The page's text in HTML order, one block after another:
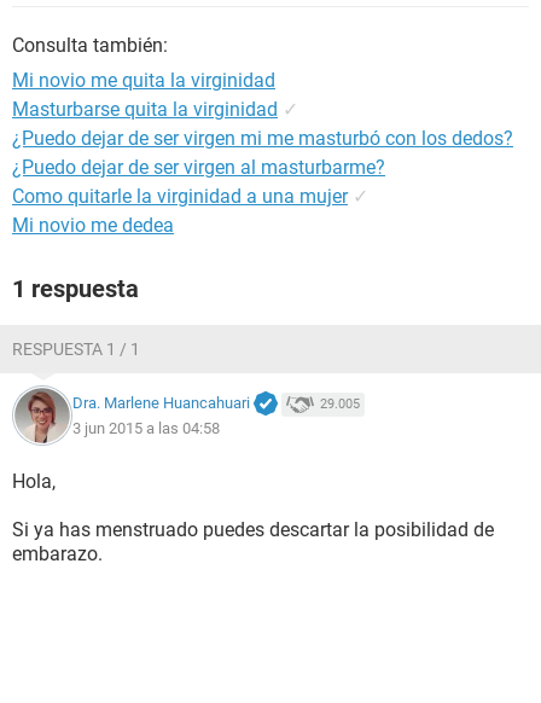
Consulta también:
Mi novio me quita la virginidad
Masturbarse quita la virginidad ✓
¿Puedo dejar de ser virgen mi me masturbó con los dedos?
¿Puedo dejar de ser virgen al masturbarme?
Como quitarle la virginidad a una mujer ✓
Mi novio me dedea
1 respuesta
RESPUESTA 1 / 1
Dra. Marlene Huancahuari 29.005
3 jun 2015 a las 04:58
Hola,
Si ya has menstruado puedes descartar la posibilidad de
embarazo.